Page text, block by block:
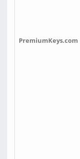
PremiumKeys.com